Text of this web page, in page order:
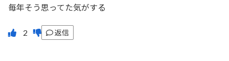
毎年そう思ってた気がする
返信